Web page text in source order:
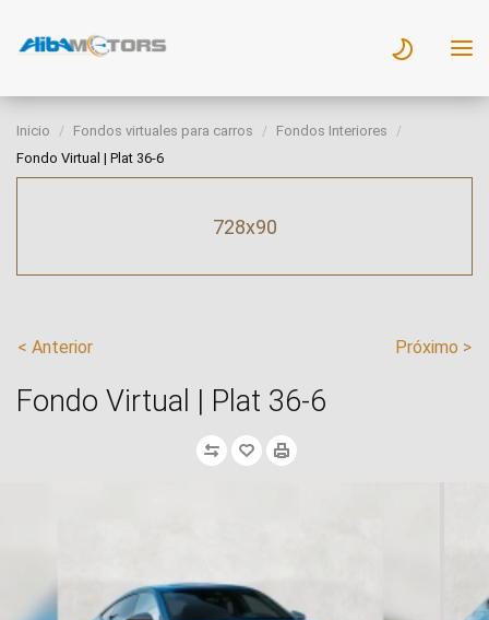
Inicio Fondos virtuales para carros
Fondos Interiores
Fondo Virtual | Plat 36-6
728x90
< Anterior Próximo >
Fondo Virtual | Plat 36-6